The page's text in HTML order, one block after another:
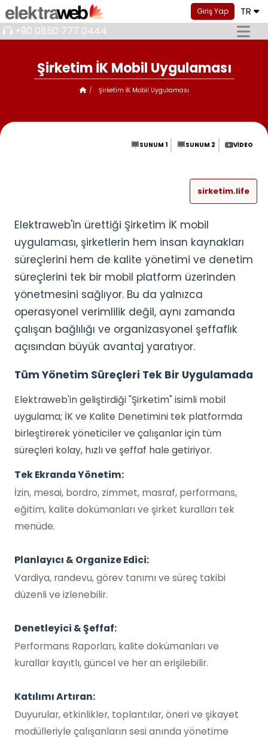
Giriş Yap TR
+90 0850 777 0444
Şirketim İK Mobil Uygulaması
Şirketim İK Mobil Uygulaması
SUNUM 1 SUNUM 2 VIDEO
sirketim.life
Elektraweb'in ürettiği Şirketim İK mobil
uygulaması, şirketlerin hem insan kaynakları
süreçlerini hem de kalite yönetimi ve denetim
süreçlerini tek bir mobil platform üzerinden
yönetmesini sağlıyor. Bu da yalnızca
operasyonel verimlilik değil, aynı zamanda
çalışan bağlılığı ve organizasyonel şeffaflık
açısından büyük avantaj yaratıyor.
Tüm Yönetim Süreçleri Tek Bir Uygulamada
Elektraweb'in geliştirdiği "Şirketim" isimli mobil
uygulama; İK ve Kalite Denetimini tek platformda
birleştirerek yöneticiler ve çalışanlar için tüm
süreçleri kolay, hızlı ve şeffaf hale getiriyor.
Tek Ekranda Yönetim:
İzin, mesai, bordro, zimmet, masraf, performans,
eğitim, kalite dokümanları ve şirket kuralları tek
menüde.
Planlayıcı & Organize Edici:
Vardiya, randevu, görev tanımı ve süreç takibi
düzenli ve izlenebilir.
Denetleyici & Şeffaf:
Performans Raporları, kalite dokümanları ve
kurallar kayıtlı, güncel ve her an erişilebilir.
Katılımı Artıran:
Duyurular, etkinlikler, toplantılar, öneri ve şikayet
modülleriyle çalışanların sesi anında yönetime